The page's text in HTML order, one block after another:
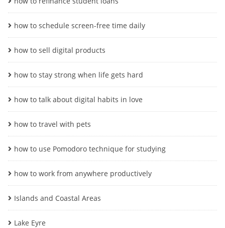
how to schedule screen-free time daily
how to sell digital products
how to stay strong when life gets hard
how to talk about digital habits in love
how to travel with pets
how to use Pomodoro technique for studying
how to work from anywhere productively
Islands and Coastal Areas
Lake Eyre